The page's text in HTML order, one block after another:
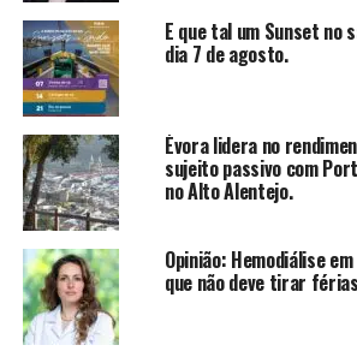
E que tal um Sunset no
dia 7 de agosto.
Évora lidera no
sujeito passivo com
no Alto Alentejo.
Opinião: Hemodiálise
que não deve tirar férias